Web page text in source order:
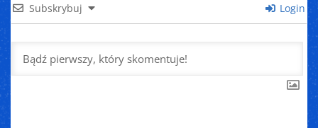
Subskrybuj Login